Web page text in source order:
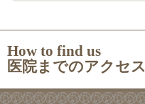
How to find us
医院までのアクセス